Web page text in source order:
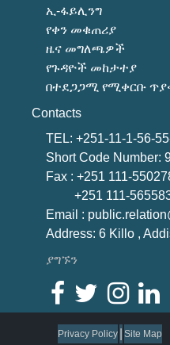
ኢ-ፋይሊንግ
የቀን መቁጠሪያ
ዜና መግለጫዎች
የጉዳዮች መከታተያ
በተደጋጋሚ የሚቀርቡ
Contacts
TEL: +251-11-1-56-
Short Code Number:
Fax : +251 111-
+251 111-
Email :
Address: 6 Killo ,
ያግኙን
Privacy Policy Site Map